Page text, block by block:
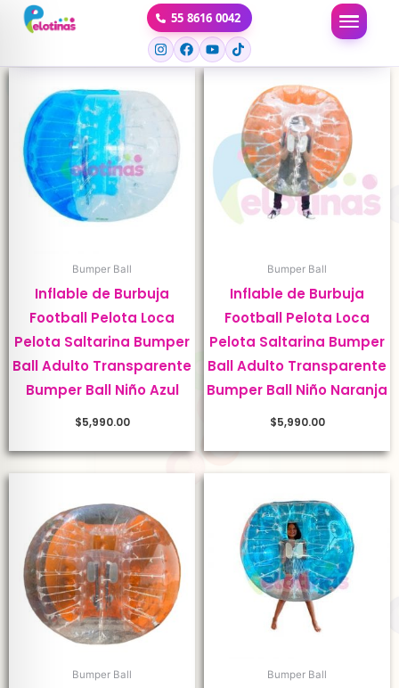
55 8616 0042
Bumper Ball
Inflable de Burbuja
Football Pelota Loca
Pelota Saltarina Bumper
Ball Adulto Transparente
Bumper Ball Niño Azul
$5,990.00
Bumper Ball
Inflable de Burbuja
Football Pelota Loca
Pelota Saltarina Bumper
Ball Adulto Transparente
Bumper Ball Niño Naranja
$5,990.00
Bumper Ball Bumper Ball